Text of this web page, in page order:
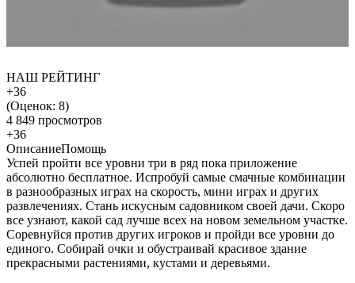
НАШ РЕЙТИНГ
+36
(Оценок: 8)
4 849 просмотров
+36
ОписаниеПомощь
Успей пройти все уровни три в ряд пока приложение
абсолютно бесплатное. Испробуй самые смачные комбинации
в разнообразных играх на скорость, мини играх и других
развлечениях. Стань искусным садовником своей дачи. Скоро
все узнают, какой сад лучше всех на новом земельном участке.
Соревнуйся против других игроков и пройди все уровни до
единого. Собирай очки и обустраивай красивое здание
прекрасными растениями, кустами и деревьями.